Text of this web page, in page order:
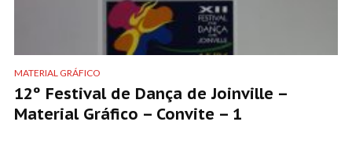
MATERIAL GRÁFICO
12º Festival de Dança de Joinville –
Material Gráfico – Convite – 1